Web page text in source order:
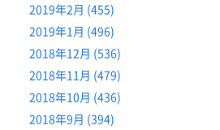
2019年2月 (455)
2019年1月 (496)
2018年12月 (536)
2018年11月 (479)
2018年10月 (436)
2018年9月 (394)